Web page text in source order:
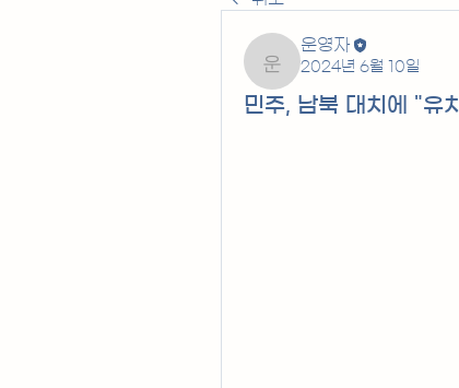
운영자
운영자
2024년 6월 10일
민주, 남북 대치에 "유